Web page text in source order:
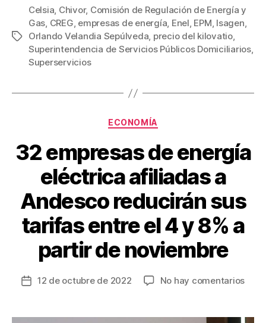
c
e
b
o
o
tt
er
ail er
e
st
m
p
ar
Etiquetas
Celsia, Chivor, Comisión de Regulación de Energía y
Gas, CREG, empresas de energía, Enel, EPM, Isagen,
Orlando Velandia Sepúlveda, precio del kilovatio,
Superintendencia de Servicios Públicos Domiciliarios,
Superservicios
Categorías
ECONOMÍA
32 empresas de energía
eléctrica afiliadas a
Andesco reducirán sus
tarifas entre el 4 y 8% a
partir de noviembre
Fecha
entrada
12 de octubre de 2022 No hay comentariosen
de